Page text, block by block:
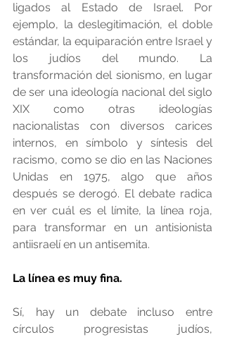
ligados al Estado de Israel. Por
ejemplo, la deslegitimación, el doble
estándar, la equiparación entre Israel y
los judíos del mundo. La
transformación del sionismo, en lugar
de ser una ideología nacional del siglo
XIX como otras ideologías
nacionalistas con diversos carices
internos, en símbolo y síntesis del
racismo, como se dio en las Naciones
Unidas en 1975, algo que años
después se derogó. El debate radica
en ver cuál es el límite, la línea roja,
para transformar en un antisionista
antiisraelí en un antisemita.
La línea es muy fina.
Sí, hay un debate incluso entre
círculos progresistas judíos,